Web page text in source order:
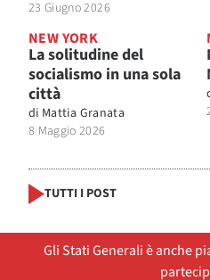
23 Giugno 2026
NEW YORK
La solitudine del
socialismo in una sola
città
di Mattia Granata
8 Maggio 2026
TUTTI I POST
Gli Stati Generali è anche